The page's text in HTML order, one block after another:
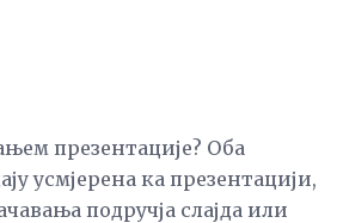
презентације? Оба
усмјерена ка презентацији,
подручја слајда или